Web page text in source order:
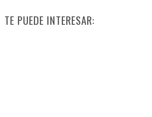
TE PUEDE INTERESAR: